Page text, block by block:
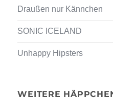
Draußen nur Kännchen
SONIC ICELAND
Unhappy Hipsters
WEITERE